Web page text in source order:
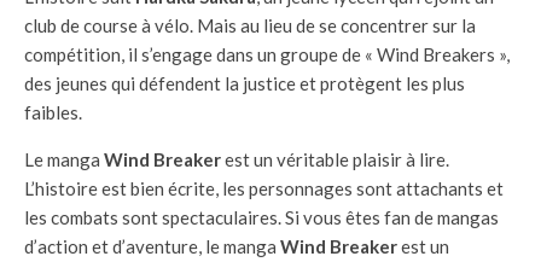
club de course à vélo. Mais au lieu de se concentrer sur la
compétition, il s’engage dans un groupe de « Wind Breakers »,
des jeunes qui défendent la justice et protègent les plus
faibles.
Le manga Wind Breakerest un véritable plaisir à lire.
L’histoire est bien écrite, les personnages sont attachants et
les combats sont spectaculaires. Si vous êtes fan de mangas
d’action et d’aventure, le manga Wind Breakerest un